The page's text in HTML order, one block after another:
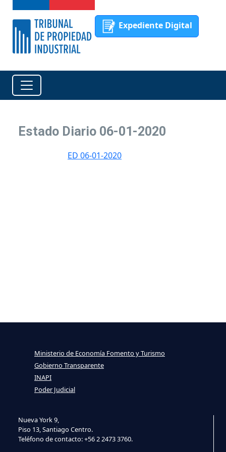
Expediente Digital
Estado Diario 06-01-2020
ED 06-01-2020
Nueva York 9,
Piso 13, Santiago Centro.
Teléfono de contacto: +56 2 2473 3760.
Ministerio de Economía Fomento y Turismo
Gobierno Transparente
INAPI
Poder Judicial